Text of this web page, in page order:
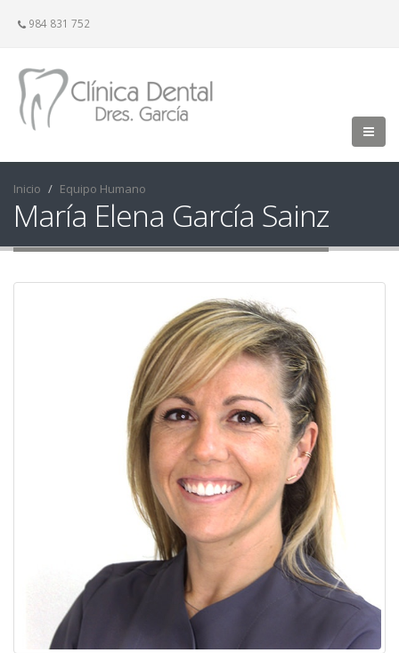
984 831 752
Inicio Equipo Humano
María Elena García Sainz